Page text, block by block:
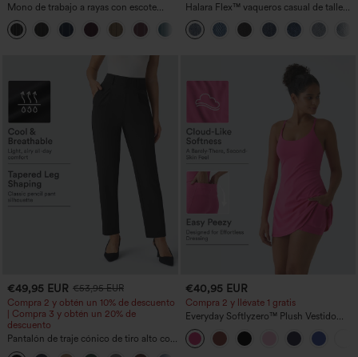
Mono de trabajo a rayas con escote
barco, sin mangas, lazo lateral, tacto
Cool Touch y bolsillos - Edición Easy
Peezy
+8
Halara Flex™ vaqueros casual de talle
alto con bolsillos, estilo baggy de pierna
ancha, efecto lavado
€49,95 EUR €53,95 EUR
Compra 2 y obtén un 10% de descuento
| Compra 3 y obtén un 20% de
descuento
Pantalón de traje cónico de tiro alto con
bolsillos
€40,95 EUR
Compra 2 y llévate 1 gratis
Everyday Softlyzero™ Plush Vestido
deportivo sin espalda 2 en 1
acampanado -Wannabe -Easy Peezy